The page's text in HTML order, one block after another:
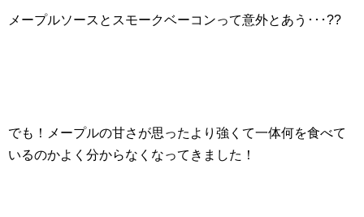
メープルソースとスモークベーコンって意外とあう･･･??
でも！メープルの甘さが思ったより強くて一体何を食べて
いるのかよく分からなくなってきました！